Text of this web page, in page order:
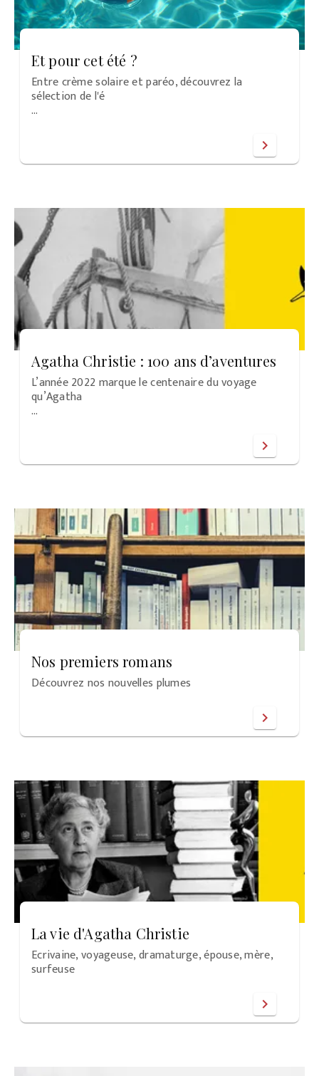
Et pour cet été ?
Entre crème solaire et paréo, découvrez la
sélection de l'é
…
chevron_right
Agatha Christie : 100 ans d’aventures
L’année 2022 marque le centenaire du voyage
qu’Agatha
…
chevron_right
Nos premiers romans
Découvrez nos nouvelles plumes
chevron_right
La vie d'Agatha Christie
Ecrivaine, voyageuse, dramaturge, épouse, mère,
surfeuse
chevron_right